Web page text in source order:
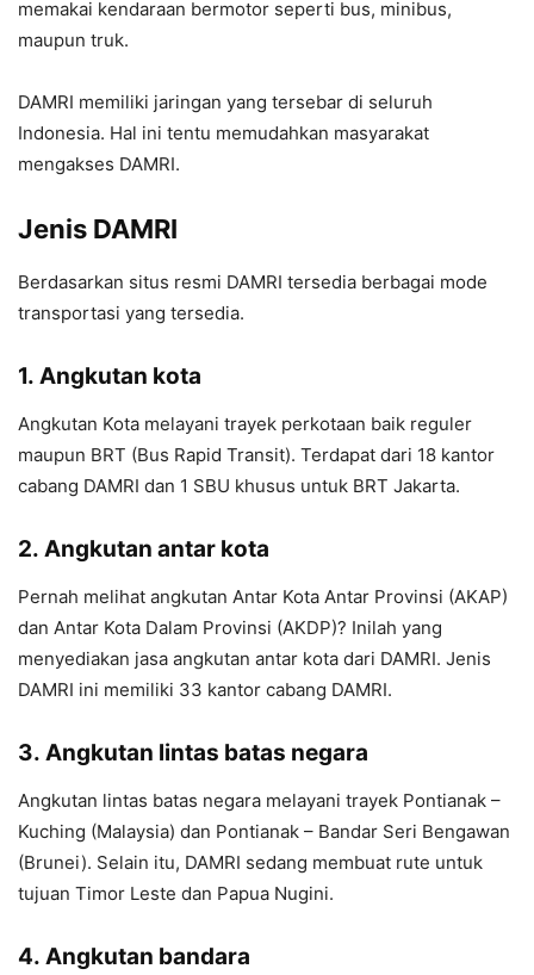
memakai kendaraan bermotor seperti bus, minibus,
maupun truk.
DAMRI memiliki jaringan yang tersebar di seluruh
Indonesia. Hal ini tentu memudahkan masyarakat
mengakses DAMRI.
Jenis DAMRI
Berdasarkan situs resmi DAMRI tersedia berbagai mode
transportasi yang tersedia.
1. Angkutan kota
Angkutan Kota melayani trayek perkotaan baik reguler
maupun BRT (Bus Rapid Transit). Terdapat dari 18 kantor
cabang DAMRI dan 1 SBU khusus untuk BRT Jakarta.
2. Angkutan antar kota
Pernah melihat angkutan Antar Kota Antar Provinsi (AKAP)
dan Antar Kota Dalam Provinsi (AKDP)? Inilah yang
menyediakan jasa angkutan antar kota dari DAMRI. Jenis
DAMRI ini memiliki 33 kantor cabang DAMRI.
3. Angkutan lintas batas negara
Angkutan lintas batas negara melayani trayek Pontianak –
Kuching (Malaysia) dan Pontianak – Bandar Seri Bengawan
(Brunei). Selain itu, DAMRI sedang membuat rute untuk
tujuan Timor Leste dan Papua Nugini.
4. Angkutan bandara